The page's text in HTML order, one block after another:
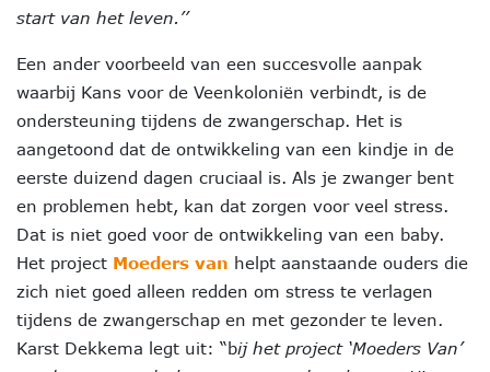
start van het leven.’’
Een ander voorbeeld van een succesvolle aanpak
waarbij Kans voor de Veenkoloniën verbindt, is de
ondersteuning tijdens de zwangerschap. Het is
aangetoond dat de ontwikkeling van een kindje in de
eerste duizend dagen cruciaal is. Als je zwanger bent
en problemen hebt, kan dat zorgen voor veel stress.
Dat is niet goed voor de ontwikkeling van een baby.
Het project Moeders van helpt aanstaande ouders die
zich niet goed alleen redden om stress te verlagen
tijdens de zwangerschap en met gezonder te leven.
Karst Dekkema legt uit: “bij het project ‘Moeders Van’